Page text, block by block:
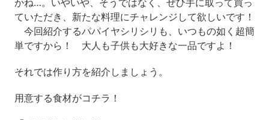
かね…。いやいや、そうではなく、ぜひ手に取って買っ
ていただき、新たな料理にチャレンジして欲しいです！
今回紹介するパパイヤシリシリも、いつもの如く超簡
単ですから！ 大人も子供も大好きな一品ですよ！
それでは作り方を紹介しましょう。
用意する食材がコチラ！